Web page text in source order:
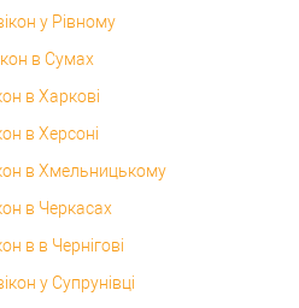
у Рівному
в Сумах
в Харкові
в Херсоні
в Хмельницькому
в Черкасах
в в Чернігові
у Супрунівці